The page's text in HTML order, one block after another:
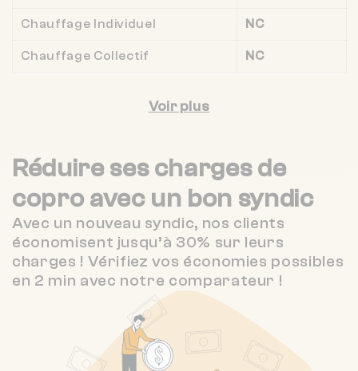
Chauffage Individuel NC
Chauffage Collectif NC
Voir plus
Réduire ses charges de
coproavec un bon syndic
Avec un nouveau syndic, nos clients
économisent jusqu’à 30% sur leurs
charges ! Vérifiez vos économies possibles
en 2 min avec notre comparateur !